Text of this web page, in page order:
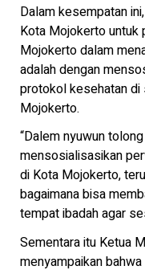
Dalam kesempatan
Kota Mojokerto untuk
Mojokerto dalam
adalah dengan
protokol kesehatan di
Mojokerto.
“Dalem nyuwun
mensosialisasikan
di Kota Mojokerto,
bagaimana bisa
tempat ibadah agar
Sementara itu Ketua
menyampaikan